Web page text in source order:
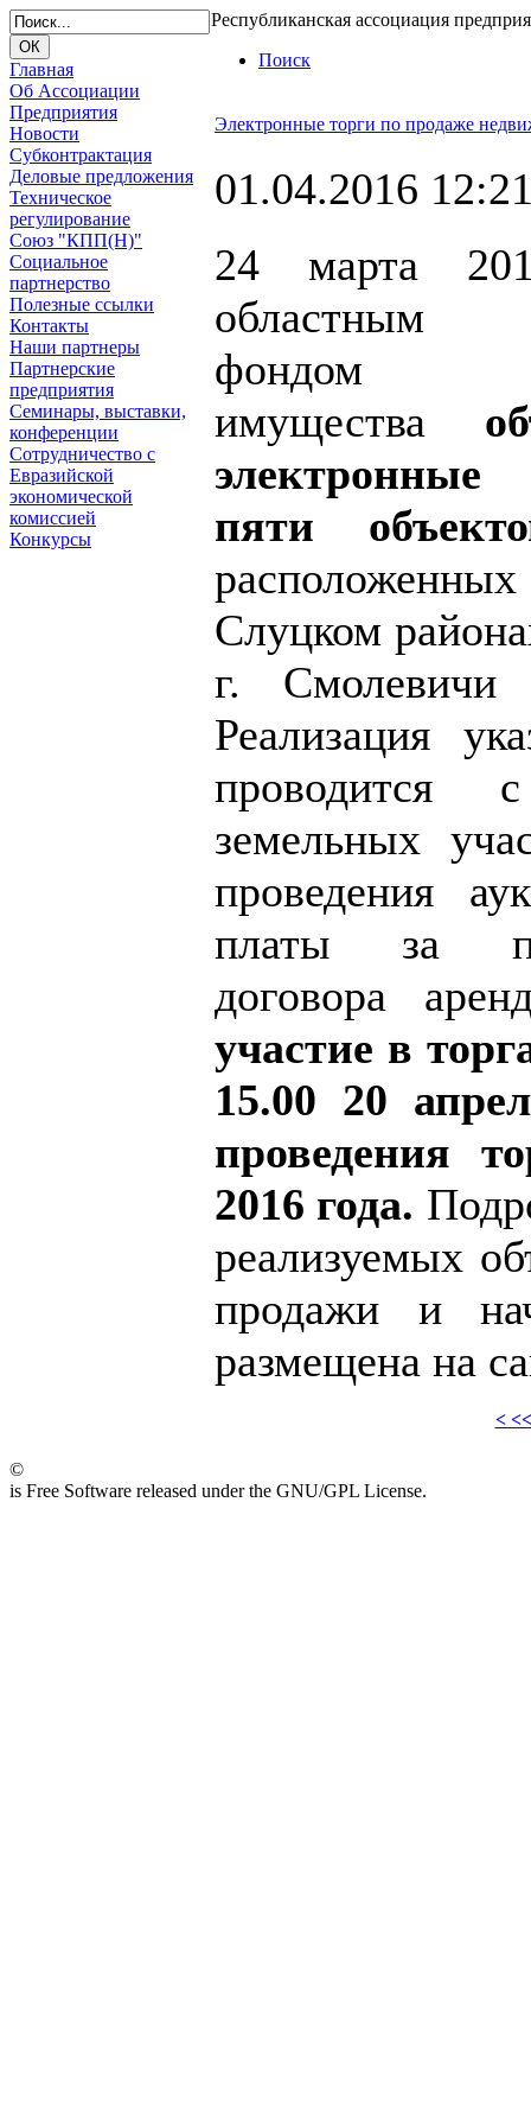
Главная
Об Ассоциации
Предприятия
Новости
Субконтрактация
Деловые предложения
Техническое
регулирование
Союз "КПП(Н)"
Социальное
партнерство
Полезные ссылки
Контакты
Наши партнеры
Партнерские
предприятия
Семинары, выставки,
конференции
Сотрудничество с
Евразийской
экономической
комиссией
Конкурсы
Республиканская ассоциация
Поиск
Электронные торги по продаже
01.04.2016
24 марта
областным
фондом
имущества
электронные
пяти
Слуцком
г. Смолевичи
Реализация
проводится с
земельных
проведения
платы за
договора
участие в
15.00 20
проведения
2016 года.
реализуемых
продажи и
размещена на
< <<
©
is Free Software released under the GNU/GPL License.